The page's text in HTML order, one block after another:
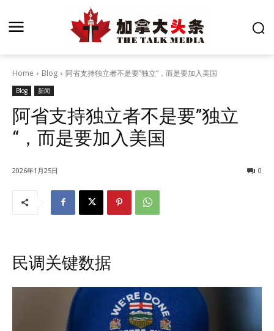
Home Blog 阿省支持独立者不是要”独立“，而是要加入美国
Blog 新闻
阿省支持独立者不是要”独立
“，而是要加入美国
2026年1月25日 0
民调关键数据